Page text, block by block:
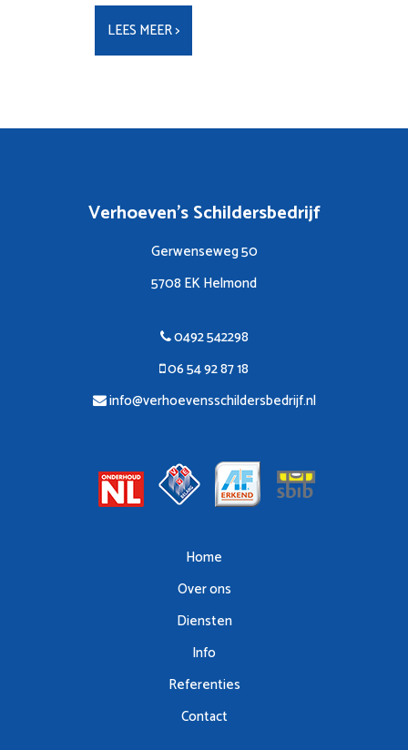
LEES MEER >
Verhoeven's Schildersbedrijf
Gerwenseweg 50
5708 EK Helmond
0492 542298
06 54 92 87 18
info@verhoevensschildersbedrijf.nl
Home
Over ons
Diensten
Info
Referenties
Contact